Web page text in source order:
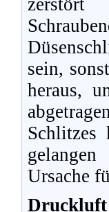
sein,
heraus,
Schlitzes
Ursache
Druckluft